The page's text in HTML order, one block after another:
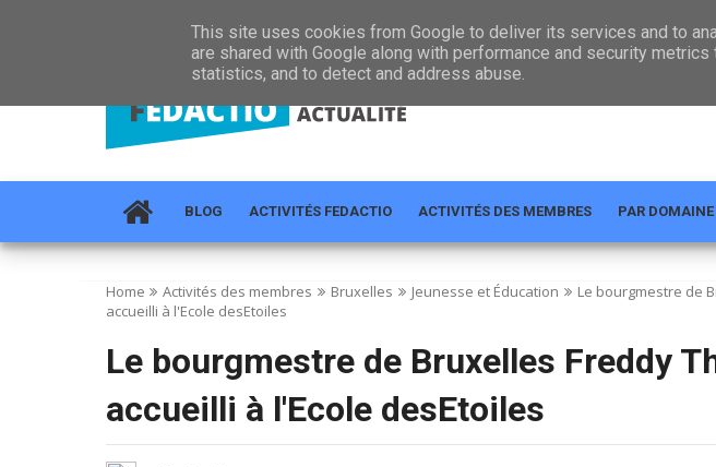
BLOG ACTIVITÉS FEDACTIO ACTIVITÉS DES MEMBRES PAR DOMAINE
Home Activités des membres Bruxelles Jeunesse et Éducation
Le bourgmestre de
accueilli à l'Ecole desEtoiles
Le bourgmestre de Bruxelles Freddy
accueilli à l'Ecole desEtoiles
This site uses cookies from Google to deliver its services and to
are shared with Google along with performance and security
statistics, and to detect and address abuse.